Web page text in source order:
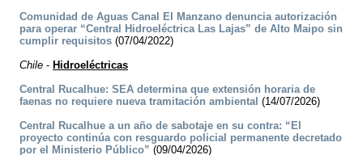
Comunidad de Aguas Canal El Manzano denuncia autorización
para operar “Central Hidroeléctrica Las Lajas” de Alto Maipo sin
cumplir requisitos (07/04/2022)
Chile - Hidroeléctricas
Central Rucalhue: SEA determina que extensión horaria de
faenas no requiere nueva tramitación ambiental (14/07/2026)
Central Rucalhue a un año de sabotaje en su contra: “El
proyecto continúa con resguardo policial permanente decretado
por el Ministerio Público” (09/04/2026)